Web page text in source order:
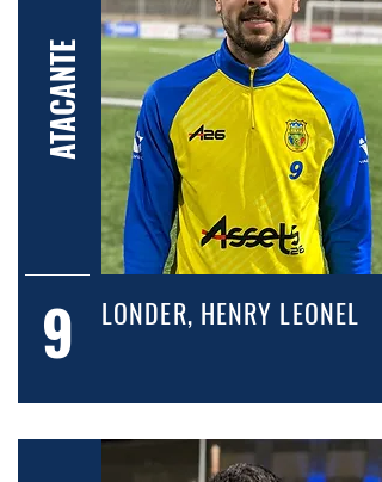
ATACANTE
9 LONDER, HENRY LEONEL